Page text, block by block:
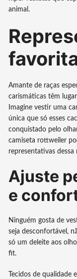
animal.
Amante de raças
carismáticas têm
Imagine vestir uma
única que só esses
conquistado pelo
camiseta rottweiler
representativas dessa
Ajuste
e
Ninguém gosta de
seja desconfortável,
só um deleite aos
fit.
Tecidos de qualidade